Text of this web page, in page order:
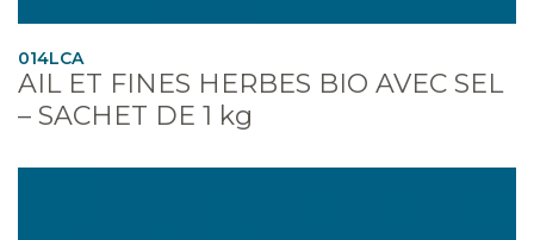
014LCA
AIL ET FINES HERBES BIO AVEC SEL
– SACHET DE 1 kg